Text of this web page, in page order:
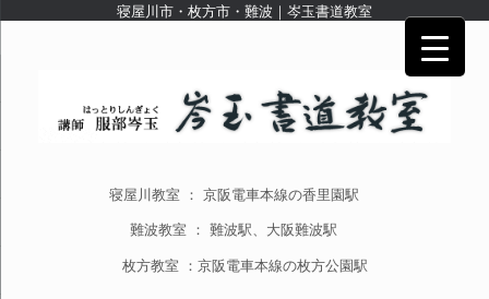
寝屋川市・枚方市・難波｜岑玉書道教室
寝屋川教室 ： 京阪電車本線の香里園駅
難波教室 ： 難波駅、大阪難波駅
枚方教室 ：京阪電車本線の枚方公園駅